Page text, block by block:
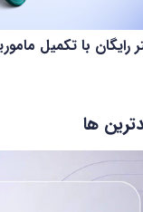
رایگان با تکمیل
ها